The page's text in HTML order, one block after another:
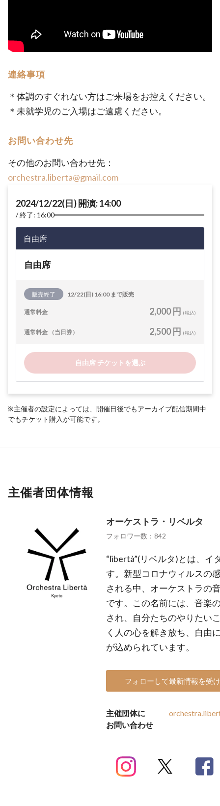
連絡事項
＊体調のすぐれない方はご来場をお控えください。
＊未就学児のご入場はご遠慮ください。
お問い合わせ先
その他のお問い合わせ先：
orchestra.liberta@gmail.com
2024/12/22(日) 開演: 14:00
終了: 16:00
自由席
自由席
販売終了 12/22(日) 16:00 まで販売
通常料金 2,000 円 (税込)
通常料金 （当日券） 2,500 円 (税込)
自由席 チケットを選ぶ
※主催者の設定によっては、開催日後でもアーカイブ配信期間中
でもチケット購入が可能です。
主催者団体情報
オーケストラ・リベルタ
フォロワー数：842
“libertà”(リベルタ)とは、イ
す。新型コロナウィルスの
される中、オーケストラの
です。この名前には、音楽
され、自分たちのやりたい
く人の心を解き放ち、自由
が込められています。
フォローして最新情報を受
主催団体に
お問い合わせ